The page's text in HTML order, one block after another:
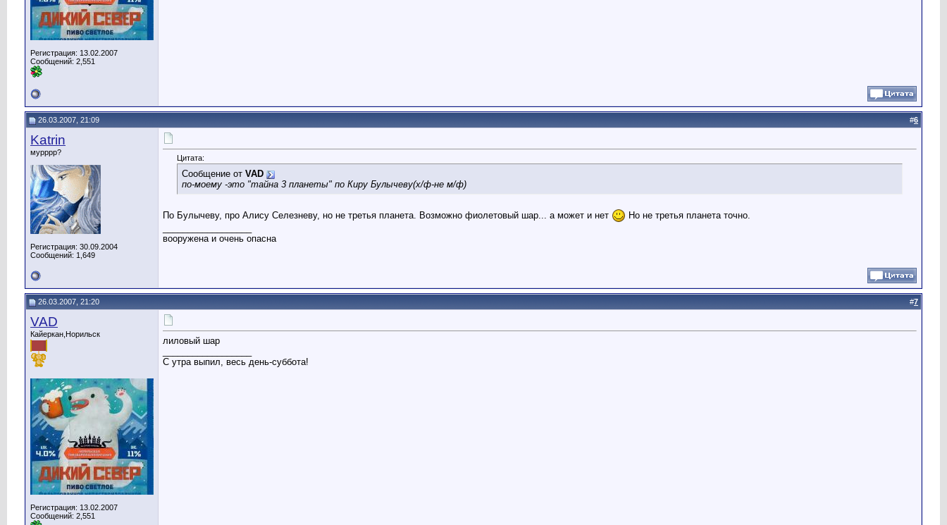
Регистрация: 13.02.2007
Сообщений: 2,551
26.03.2007, 21:09 #6
Katrin
мурррр?
Регистрация: 30.09.2004
Сообщений: 1,649
Цитата:
Сообщение от VAD
по-моему -это "тайна 3 планеты" по Киру Булычеву(х/ф-не м/ф)
По Булычеву, про Алису Селезневу, но не третья планета. Возможно фиолетовый шар... а может и нет
Но не третья планета точно.
вооружена и очень опасна
26.03.2007, 21:20 #7
VAD
Кайеркан,Норильск
Регистрация: 13.02.2007
Сообщений: 2,551
лиловый шар
С утра выпил, весь день-суббота!